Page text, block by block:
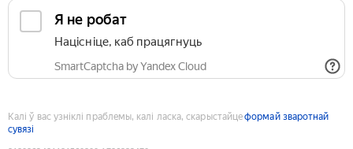
Я не робат
Націсніце, каб працягнуць
SmartCaptcha by Yandex Cloud
Калі ў вас узніклі праблемы, калі ласка, скарыстайцеформай зваротнай
сувязі